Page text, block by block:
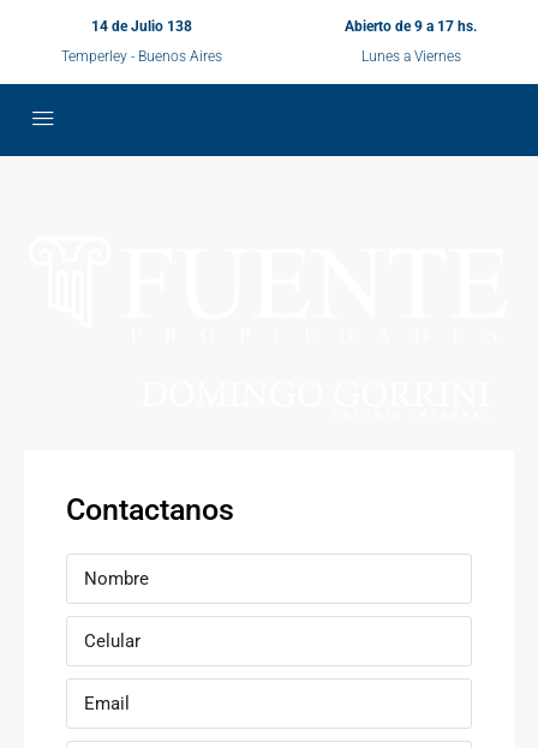
14 de Julio 138
Temperley - Buenos Aires
Abierto de 9 a 17 hs.
Lunes a Viernes
Contactanos